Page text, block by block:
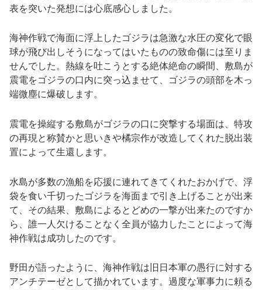
表を突いた発想には心底感心しました。
海神作戦で海面に浮上したゴジラは急激な水圧の変化で眼
球が飛び出しそうになってはいたものの致命傷には至りま
せんでした。熱線を吐こうとする絶体絶命の瞬間、敷島が
震電をゴジラの口内に突っ込ませて、ゴジラの頭部を木っ
端微塵に爆破します。
震電を操縦する敷島がゴジラの口に突撃する場面は、特攻
の再現と称賛かと思いきや橘宗作が改造してくれた脱出装
置によって生還します。
水島が多数の漁船を応援に連れてきてくれたおかげで、浮
袋を食い千切ったゴジラを海面まで引き上げることが出来
て、その結果、敷島によるとどめの一撃が出来たのですか
ら、誰一人欠けることなく全員が協力したことによって海
神作戦は成功したのです。
野田が語ったように、海神作戦は旧日本軍の愚行に対する
アンチテーゼとして描かれています。過度な軍事力に頼る